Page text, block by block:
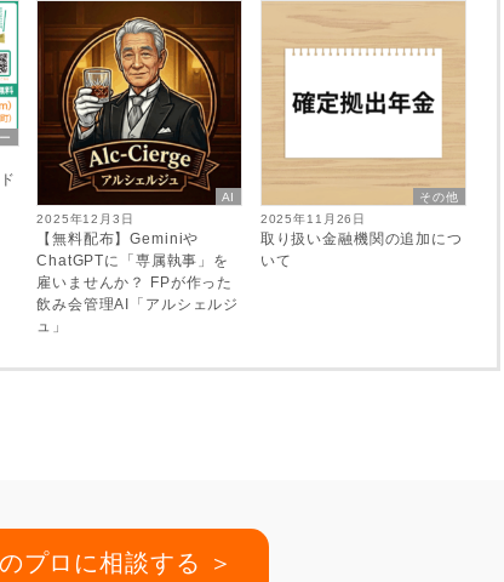
AI
2025年12月3日
【無料配布】Geminiや
ChatGPTに「専属執事」を
雇いませんか？ FPが作った
飲み会管理AI「アルシェルジ
ュ」
その他
2025年11月26日
取り扱い金融機関の追加につ
いて
プロに相談する ＞